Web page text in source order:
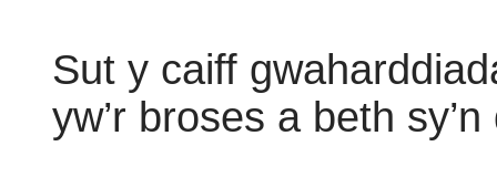
Sut y caiff
yw’r broses a beth